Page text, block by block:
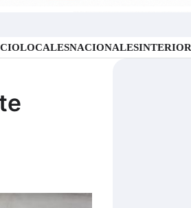
LOCALESNACIONALESINTERIOR